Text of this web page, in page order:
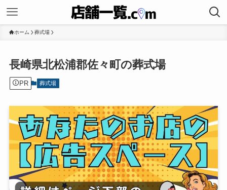
ホーム 葬式場
長崎県北松浦郡佐々町の葬式場
PR 葬式場